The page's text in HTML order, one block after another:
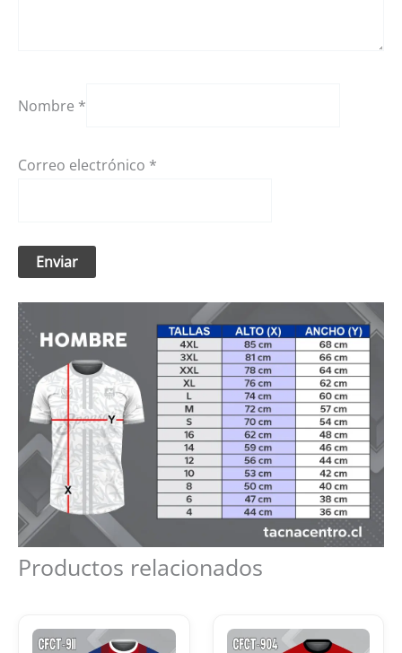
Nombre *
Correo electrónico *
Productos relacionados